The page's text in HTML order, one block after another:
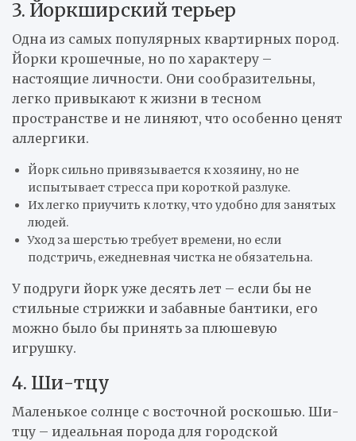
3. Йоркширский терьер
Одна из самых популярных квартирных пород.
Йорки крошечные, но по характеру –
настоящие личности. Они сообразительны,
легко привыкают к жизни в тесном
пространстве и не линяют, что особенно ценят
аллергики.
Йорк сильно привязывается к хозяину, но не
испытывает стресса при короткой разлуке.
Их легко приучить к лотку, что удобно для занятых
людей.
Уход за шерстью требует времени, но если
подстричь, ежедневная чистка не обязательна.
У подруги йорк уже десять лет – если бы не
стильные стрижки и забавные бантики, его
можно было бы принять за плюшевую
игрушку.
4. Ши-тцу
Маленькое солнце с восточной роскошью. Ши-
тцу – идеальная порода для городской